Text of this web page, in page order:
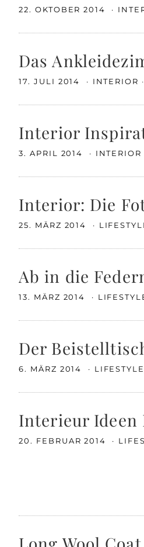
22. OKTOBER 2014
Das
17. JULI 2014 INTERIOR
Interior
3. APRIL 2014 INTERIOR
Interior: Die
25. MÄRZ 2014
Ab in die
13. MÄRZ 2014
Der
6. MÄRZ 2014 LIFESTYLE
Interieur Ideen
20. FEBRUAR 2014